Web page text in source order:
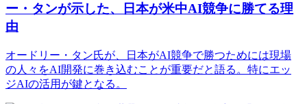
ー・タンが示した、日本が米中AI競争に勝てる理
由
オードリー・タン氏が、日本がAI競争で勝つためには現場
の人々をAI開発に巻き込むことが重要だと語る。特にエッ
ジAIの活用が鍵となる。